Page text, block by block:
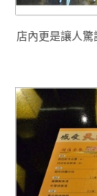
店內更是讓人